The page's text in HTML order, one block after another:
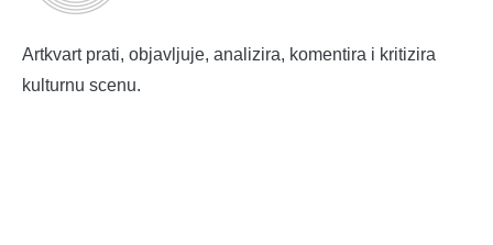
Artkvart prati, objavljuje, analizira, komentira i kritizira
kulturnu scenu.